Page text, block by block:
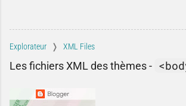
effectuez une
qui requiert un
généralement
Explorateur XML Files
Les fichiers XML des thèmes -